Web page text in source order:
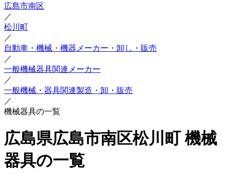
広島市南区
／
松川町
／
自動車・機械・機器メーカー・卸し・販売
／
一般機械器具関連メーカー
／
一般機械・器具関連製造・卸・販売
／
機械器具の一覧
広島県広島市南区松川町 機械
器具の一覧